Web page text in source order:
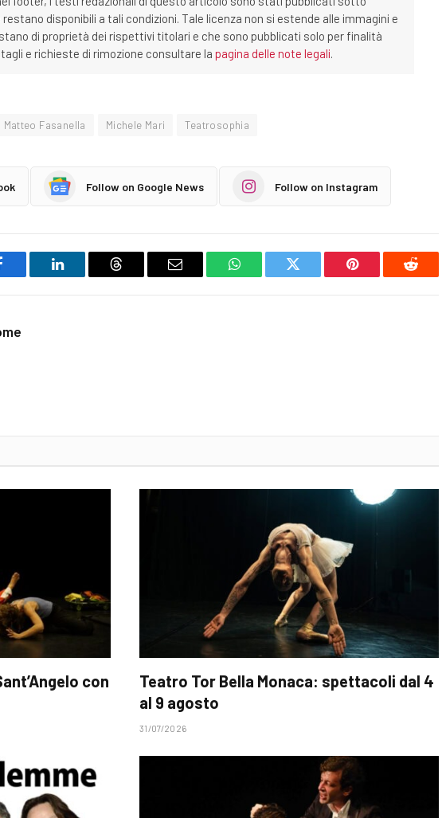
restano disponibili a tali condizioni. Tale licenza non si estende alle immagini e
di proprietà dei rispettivi titolari e che sono pubblicati solo per finalità
e richieste di rimozione consultare la pagina delle note legali.
Matteo Fasanella Michele Mari Teatrosophia
Follow on Google News Follow on Instagram
LinkedIn Threads Email WhatsAppTwitter Pinterest Reddit
con
Teatro Tor Bella Monaca: spettacoli dal 4
al 9 agosto
31/07/2026